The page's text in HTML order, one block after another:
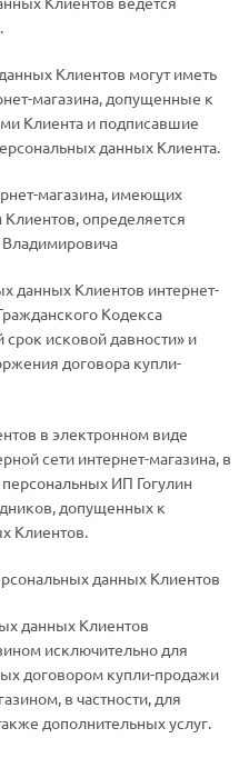
Клиентов могут иметь
магазина, допущенные к
Клиента и подписавшие
данных Клиента.
магазина, имеющих
определяется
данных Клиентов интернет-
Кодекса
исковой давности» и
договора купли-
в электронном виде
сети интернет-магазина, в
ИП Гогулин
допущенных к
Клиентов.
данных Клиентов
данных Клиентов
исключительно для
договором купли-продажи
в частности, для
дополнительных услуг.